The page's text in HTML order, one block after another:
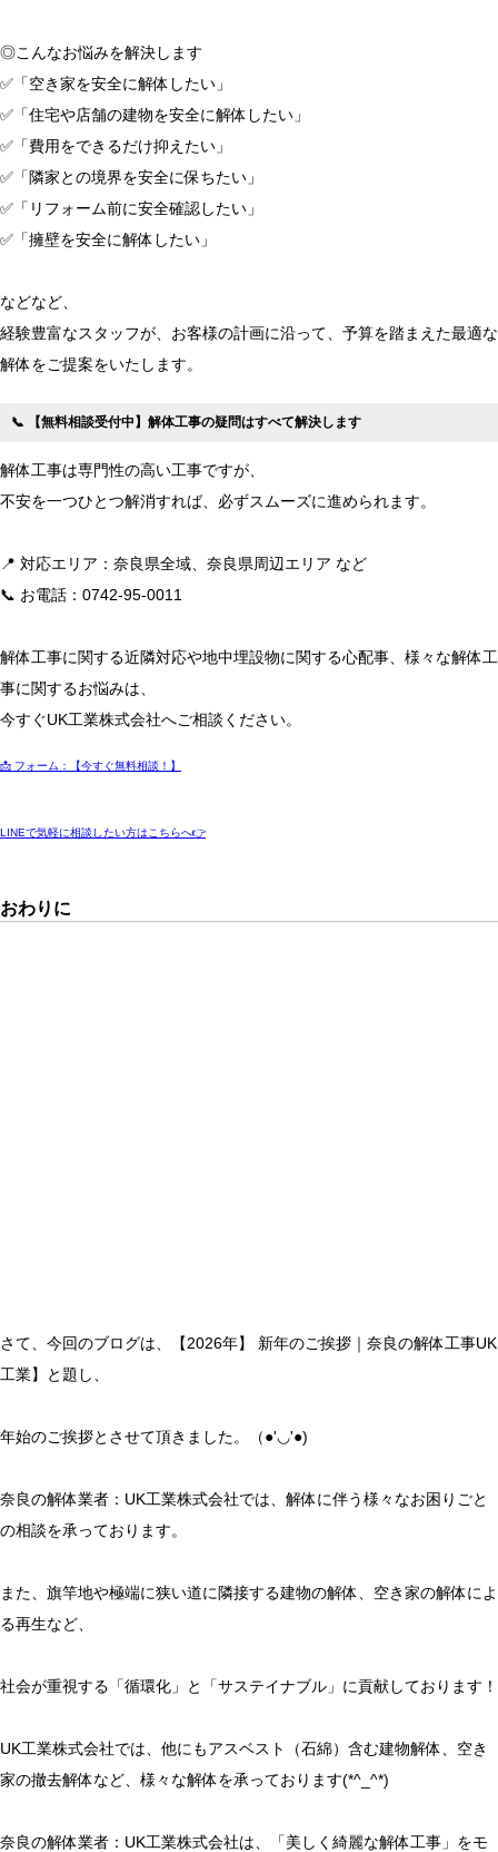
◎こんなお悩みを解決します
✅「空き家を安全に解体したい」
✅「住宅や店舗の建物を安全に解体したい」
✅「費用をできるだけ抑えたい」
✅「隣家との境界を安全に保ちたい」
✅「リフォーム前に安全確認したい」
✅「擁壁を安全に解体したい」
などなど、
経験豊富なスタッフが、お客様の計画に沿って、予算を踏まえた最適な
解体をご提案をいたします。
📞 【無料相談受付中】解体工事の疑問はすべて解決します
解体工事は専門性の高い工事ですが、
不安を一つひとつ解消すれば、必ずスムーズに進められます。
📍 対応エリア：奈良県全域、奈良県周辺エリア など
📞 お電話：0742-95-0011
解体工事に関する近隣対応や地中埋設物に関する心配事、様々な解体工
事に関するお悩みは、
今すぐUK工業株式会社へご相談ください。
📩 フォーム：【今すぐ無料相談！】
LINEで気軽に相談したい方はこちらへ👉
おわりに
さて、今回のブログは、【2026年】 新年のご挨拶｜奈良の解体工事UK
工業】と題し、
年始のご挨拶とさせて頂きました。（●'◡'●)
奈良の解体業者：UK工業株式会社では、解体に伴う様々なお困りごと
の相談を承っております。
また、旗竿地や極端に狭い道に隣接する建物の解体、空き家の解体によ
る再生など、
社会が重視する「循環化」と「サステイナブル」に貢献しております！
UK工業株式会社では、他にもアスベスト（石綿）含む建物解体、空き
家の撤去解体など、様々な解体を承っております(*^_^*)
奈良の解体業者：UK工業株式会社は、「美しく綺麗な解体工事」をモ